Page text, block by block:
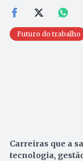
Futuro do trabalho
Carreiras que a
tecnologia,